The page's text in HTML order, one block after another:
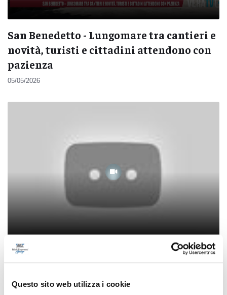
Questo sito web utilizza i cookie
San Benedetto - Lungomare tra cantieri e
novità, turisti e cittadini attendono con
pazienza
05/05/2026
Osimo - Neosindaca Glorio sceglie la
06/06/2025